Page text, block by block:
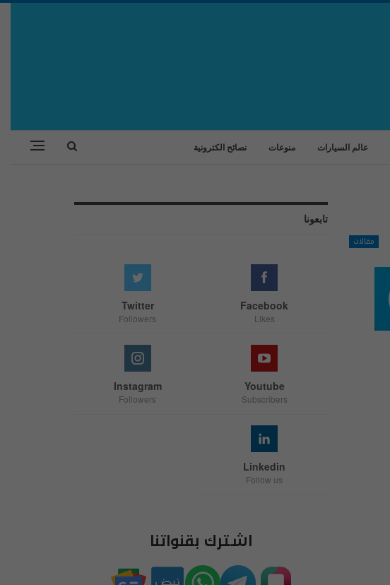
عالم السيارات منوعات نصائح الكترونية
مقالات
تابعونا
Facebook
Likes
Twitter
Followers
Youtube
Subscribers
Instagram
Followers
Linkedin
Follow us
اشترك بقنواتنا